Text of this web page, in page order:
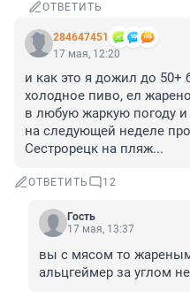
ОТВЕТИТЬ
284647451
17 мая, 12:20
и как это я дожил до 50+
холодное пиво, ел
в любую жаркую погоду
на следующей неделе
Сестрорецк на пляж...
ОТВЕТИТЬ 12
Гость
17 мая, 13:37
вы с мясом то
альцгеймер за углом